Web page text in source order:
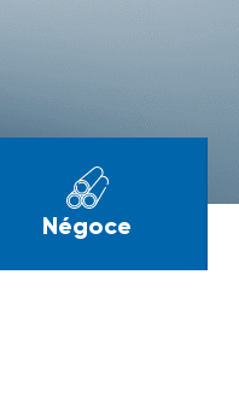
Cisaillage
Guillotine